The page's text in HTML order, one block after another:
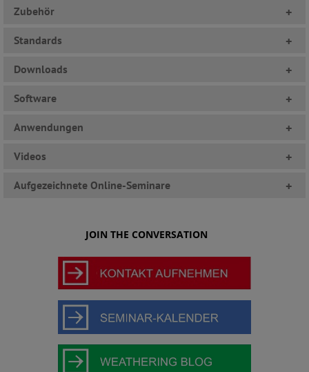
Zubehör +
Standards +
Downloads +
Software +
Anwendungen +
Videos +
Aufgezeichnete Online-Seminare +
JOIN THE CONVERSATION